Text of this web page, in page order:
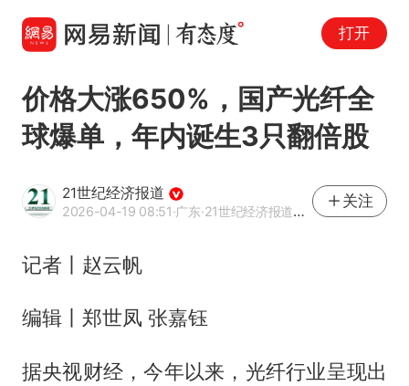
打开
价格大涨650%，国产光纤全
球爆单，年内诞生3只翻倍股
21世纪经济报道
2026-04-19 08:51·广东·21世纪经济报道官方账号
关注
记者丨赵云帆
编辑丨郑世凤 张嘉钰
据央视财经，今年以来，光纤行业呈现出